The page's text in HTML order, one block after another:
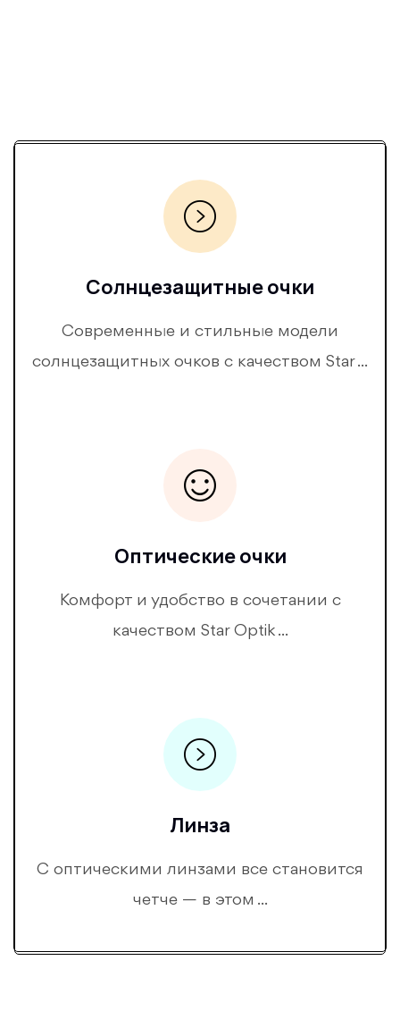
Солнцезащитные очки
Современные и стильные модели
солнцезащитных очков с качеством Star ...
Оптические очки
Комфорт и удобство в сочетании с
качеством Star Optik ...
Линза
С оптическими линзами все становится
четче — в этом ...